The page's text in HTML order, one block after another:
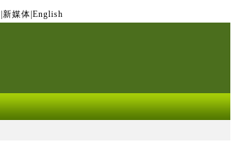
新媒体 English